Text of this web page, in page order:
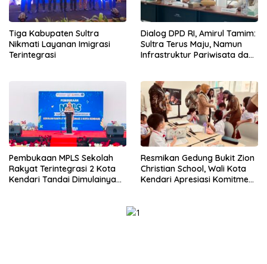
Tiga Kabupaten Sultra
Nikmati Layanan Imigrasi
Terintegrasi
Dialog DPD RI, Amirul Tamim:
Sultra Terus Maju, Namun
Infrastruktur Pariwisata dan
Pembukaan MPLS Sekolah
Rakyat Terintegrasi 2 Kota
Kendari Tandai Dimulainya
Resmikan Gedung Bukit Zion
Christian School, Wali Kota
Kendari Apresiasi Komitmen